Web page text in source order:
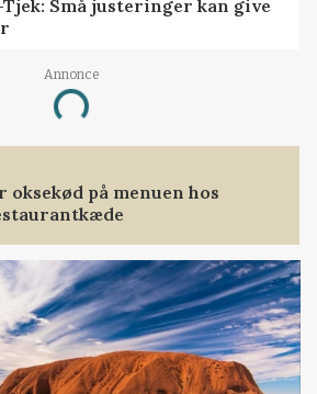
Små justeringer kan give
Annonce
Loading...
på menuen hos